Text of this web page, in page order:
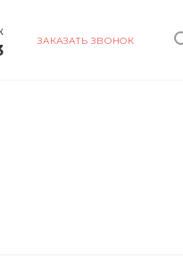
ЗАКАЗАТЬ ЗВОНОК